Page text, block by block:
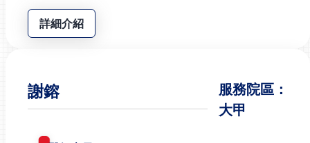
詳細介紹
謝鎔
服務院區：
大甲